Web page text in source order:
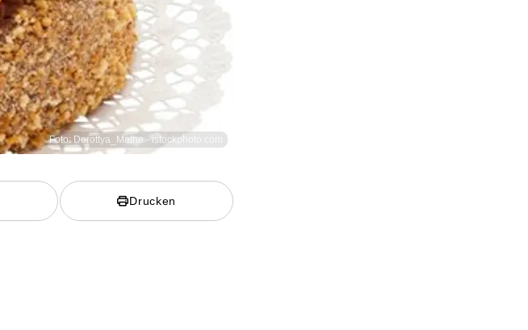
Foto: Dorottya_Mathe - istockphoto.com
Drucken